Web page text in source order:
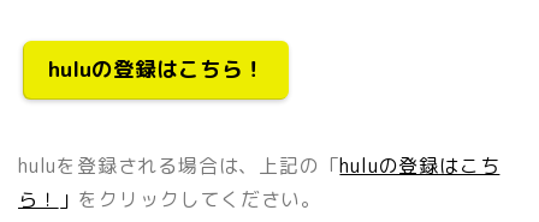
huluの登録はこちら！
huluを登録される場合は、上記の「huluの登録はこち
ら！
」 をクリックしてください。